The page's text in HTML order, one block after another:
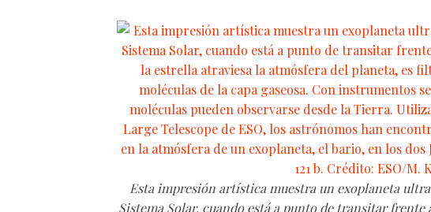
Esta impresión artística muestra un exoplaneta
Sistema Solar, cuando está a punto de transitar